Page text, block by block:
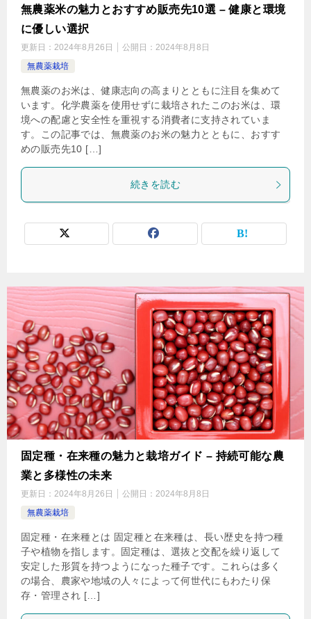
無農薬米の魅力とおすすめ販売先10選 – 健康と環境
に優しい選択
更新日： 2024年8月26日 公開日： 2024年8月8日
無農薬栽培
無農薬のお米は、健康志向の高まりとともに注目を集めて
います。化学農薬を使用せずに栽培されたこのお米は、環
境への配慮と安全性を重視する消費者に支持されていま
す。この記事では、無農薬のお米の魅力とともに、おすす
めの販売先10 […]
続きを読む
固定種・在来種の魅力と栽培ガイド – 持続可能な農
業と多様性の未来
更新日： 2024年8月26日 公開日： 2024年8月8日
無農薬栽培
固定種・在来種とは 固定種と在来種は、長い歴史を持つ種
子や植物を指します。固定種は、選抜と交配を繰り返して
安定した形質を持つようになった種子です。これらは多く
の場合、農家や地域の人々によって何世代にもわたり保
存・管理され […]